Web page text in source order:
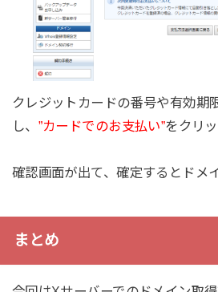
クレジットカードの番号や有効期
し、 ”カードでのお支払い”をクリ
確認画面が出て、確定するとドメ
まとめ